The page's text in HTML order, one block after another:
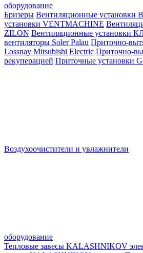
оборудование
Бризеры Вентиляционные установки
установки VENTMACHINE
ZILON Вентиляционные установки
вентиляторы Soler Palau Приточно-
Lossnay Mitsubishi Electric Приточно-
рекуперацией Приточные установки
Воздухоочистители и увлажнители
оборудование
Тепловые завесы KALASHNIKOV